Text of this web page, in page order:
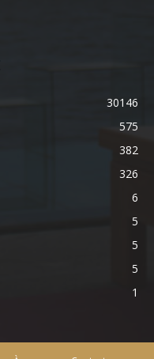
30146
575
382
326
6
5
5
5
1